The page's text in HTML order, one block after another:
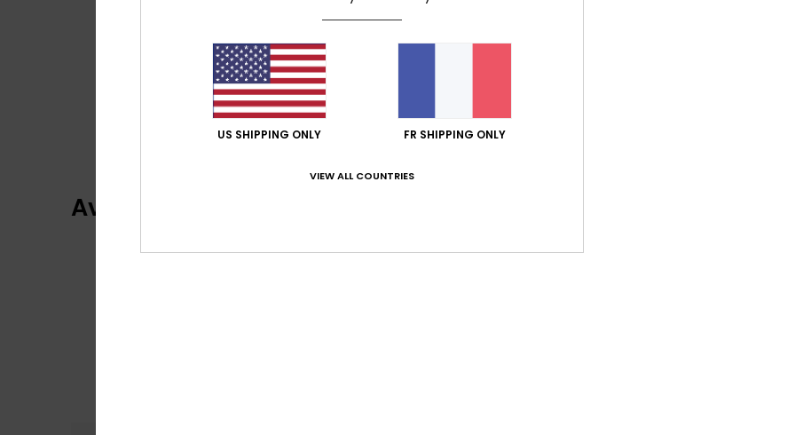
Avis clients
US SHIPPING ONLY FR SHIPPING ONLY
VIEW ALL COUNTRIES